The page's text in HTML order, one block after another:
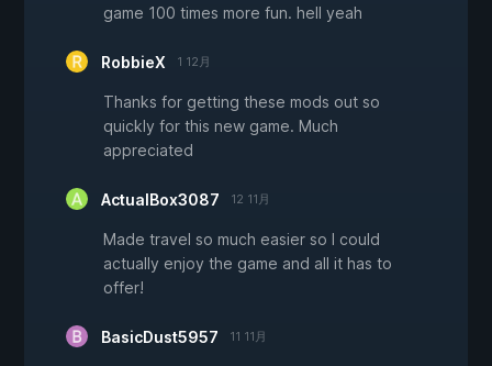
game 100 times more fun. hell yeah
RobbieX 1 12月
Thanks for getting these mods out so
quickly for this new game. Much
appreciated
ActualBox3087 12 11月
Made travel so much easier so I could
actually enjoy the game and all it has to
offer!
BasicDust5957 11 11月